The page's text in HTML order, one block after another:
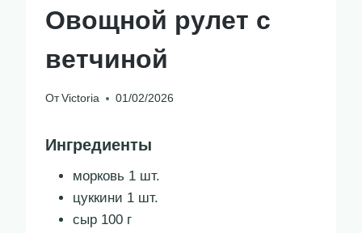
Овощной рулет с
ветчиной
От Victoria 01/02/2026
Ингредиенты
морковь 1 шт.
цуккини 1 шт.
сыр 100 г